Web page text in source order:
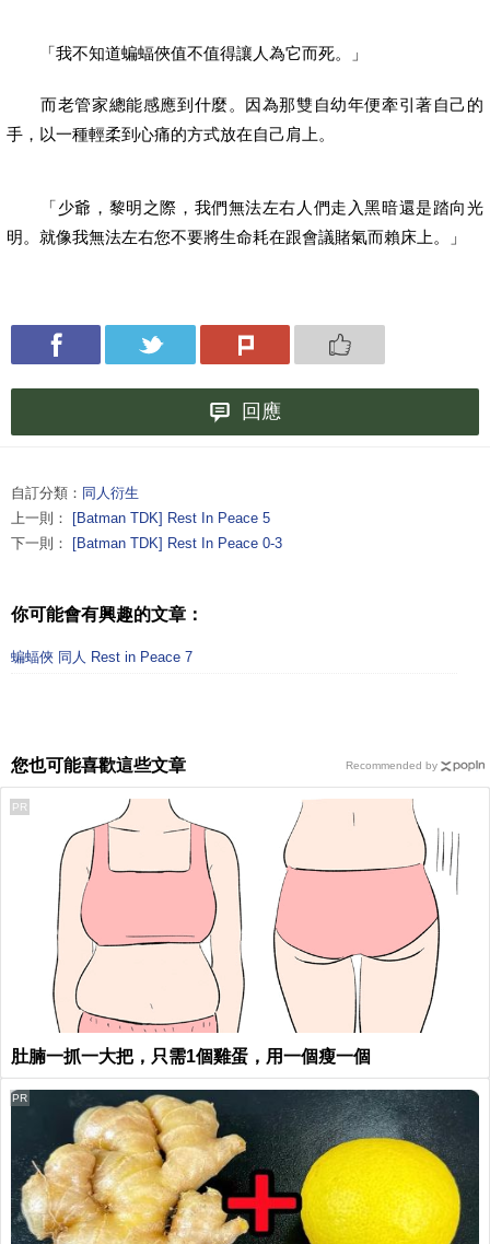
「我不知道蝙蝠俠值不值得讓人為它而死。」
而老管家總能感應到什麼。因為那雙自幼年便牽引著自己的
手，以一種輕柔到心痛的方式放在自己肩上。
「少爺，黎明之際，我們無法左右人們走入黑暗還是踏向光
明。就像我無法左右您不要將生命耗在跟會議賭氣而賴床上。」
回應
自訂分類： 同人衍生
上一則：
[Batman TDK] Rest In Peace 5
下一則：
[Batman TDK] Rest In Peace 0-3
你可能會有興趣的文章：
蝙蝠俠 同人 Rest in Peace 7
您也可能喜歡這些文章
肚腩一抓一大把，只需1個雞蛋，用一個瘦一個
PR
PR
Recommended by